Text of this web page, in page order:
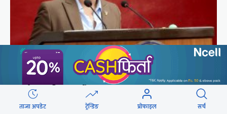
संसद्को रोष्ट्रमबाटै गृहमन्त्रीले दिए प्रश्न नगर्न चेतावनी
ताजा अपडेट ट्रेन्डिङ प्रोफाइल सर्च